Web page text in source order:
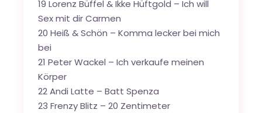
19 Lorenz Büffel & Ikke Hüftgold – Ich will
Sex mit dir Carmen
20 Heiß & Schön – Komma lecker bei mich
bei
21 Peter Wackel – Ich verkaufe meinen
Körper
22 Andi Latte – Batt Spenza
23 Frenzy Blitz – 20 Zentimeter